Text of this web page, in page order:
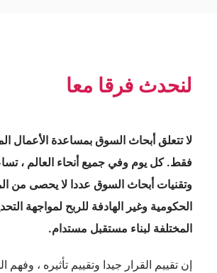
لنحدث فرقا معا
لا تتعلق أبحاث السوق بمساعدة الأعمال
فقط. كل يوم وفي جميع أنحاء العالم ،
وتقنيات أبحاث السوق عددا لا يحصى من
الحكومية وغير الهادفة للربح لمواجهة
المختلفة لبناء مستقبل مستدام.
إن تقييم القرار جيدا وتقييم تأثيره ،